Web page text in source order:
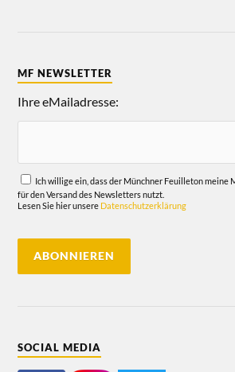
MF NEWSLETTER
Ihre eMailadresse:
Ich willige ein, dass der Münchner Feuilleton meine
für den Versand des Newsletters nutzt.
Lesen Sie hier unsere Datenschutzerklärung
SOCIAL MEDIA